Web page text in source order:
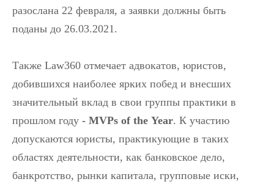
разослана 22 февраля, а заявки должны быть
поданы до 26.03.2021.
Также Law360 отмечает адвокатов, юристов,
добившихся наиболее ярких побед и внесших
значительный вклад в свои группы практики в
прошлом году - MVPs of the Year. К участию
допускаются юристы, практикующие в таких
областях деятельности, как банковское дело,
банкротство, рынки капитала, групповые иски,